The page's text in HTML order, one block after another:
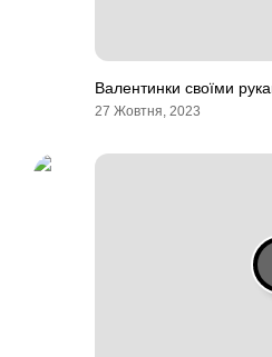
Валентинки своїми
27 Жовтня, 2023